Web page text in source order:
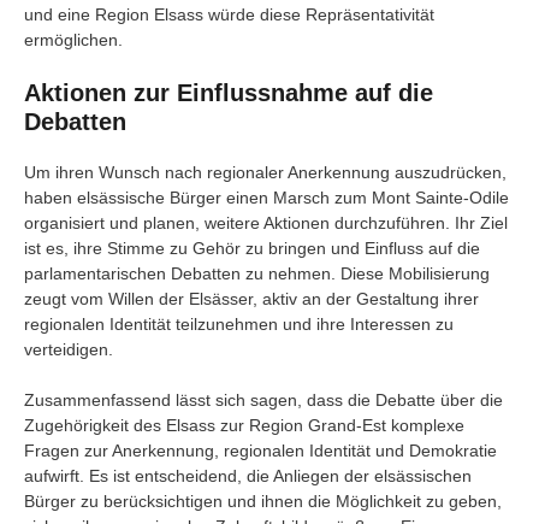
und eine Region Elsass würde diese Repräsentativität
ermöglichen.
Aktionen zur Einflussnahme auf die
Debatten
Um ihren Wunsch nach regionaler Anerkennung auszudrücken,
haben elsässische Bürger einen Marsch zum Mont Sainte-Odile
organisiert und planen, weitere Aktionen durchzuführen. Ihr Ziel
ist es, ihre Stimme zu Gehör zu bringen und Einfluss auf die
parlamentarischen Debatten zu nehmen. Diese Mobilisierung
zeugt vom Willen der Elsässer, aktiv an der Gestaltung ihrer
regionalen Identität teilzunehmen und ihre Interessen zu
verteidigen.
Zusammenfassend lässt sich sagen, dass die Debatte über die
Zugehörigkeit des Elsass zur Region Grand-Est komplexe
Fragen zur Anerkennung, regionalen Identität und Demokratie
aufwirft. Es ist entscheidend, die Anliegen der elsässischen
Bürger zu berücksichtigen und ihnen die Möglichkeit zu geben,